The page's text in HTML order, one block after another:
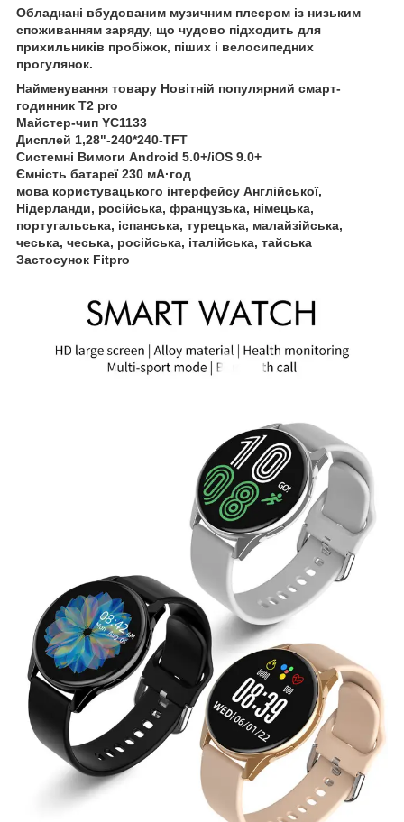
Обладнані вбудованим музичним плеєром із низьким
споживанням заряду, що чудово підходить для
прихильників пробіжок, піших і велосипедних
прогулянок.
Найменування товару Новітній популярний смарт-
годинник T2 pro
Майстер-чип YC1133
Дисплей 1,28"-240*240-ТFТ
Системні Вимоги Android 5.0+/iOS 9.0+
Ємність батареї 230 мА·год
мова користувацького інтерфейсу Англійської,
Нідерланди, російська, французька, німецька,
португальська, іспанська, турецька, малайзійська,
чеська, чеська, російська, італійська, тайська
Застосунок Fitpro